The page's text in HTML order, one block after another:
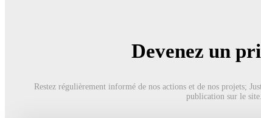
Devenez un
Restez régulièrement informé de nos actions et de nos projets;
publication sur le site.